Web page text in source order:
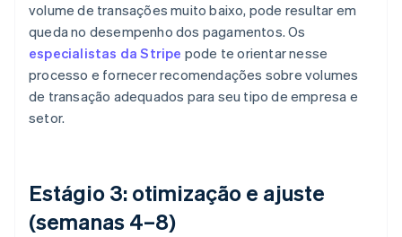
volume de transações muito baixo, pode resultar em
queda no desempenho dos pagamentos. Os
especialistas da Stripe pode te orientar nesse
processo e fornecer recomendações sobre volumes
de transação adequados para seu tipo de empresa e
setor.
Estágio 3: otimização e ajuste
(semanas 4–8)